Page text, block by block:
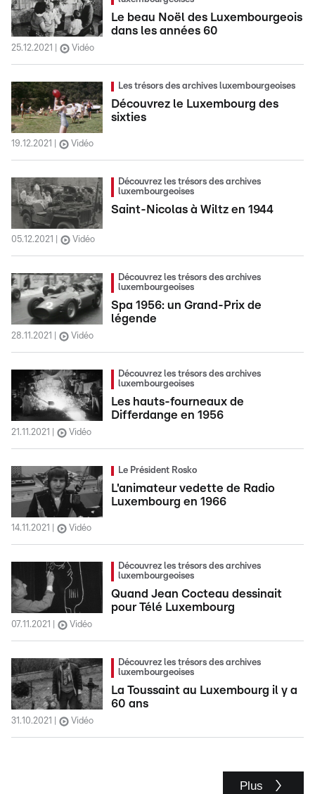
Le beau Noël des Luxembourgeois
dans les années 60
25.12.2021 Vidéo
Les trésors des archives luxembourgeoises
Découvrez le Luxembourg des
sixties
19.12.2021 Vidéo
Découvrez les trésors des archives
luxembourgeoises
Saint-Nicolas à Wiltz en 1944
05.12.2021 Vidéo
Découvrez les trésors des archives
luxembourgeoises
Spa 1956: un Grand-Prix de
légende
28.11.2021 Vidéo
Découvrez les trésors des archives
luxembourgeoises
Les hauts-fourneaux de
Differdange en 1956
21.11.2021 Vidéo
Le Président Rosko
L'animateur vedette de Radio
Luxembourg en 1966
14.11.2021 Vidéo
Découvrez les trésors des archives
luxembourgeoises
Quand Jean Cocteau dessinait
pour Télé Luxembourg
07.11.2021 Vidéo
Découvrez les trésors des archives
luxembourgeoises
La Toussaint au Luxembourg il y a
60 ans
31.10.2021 Vidéo
Plus